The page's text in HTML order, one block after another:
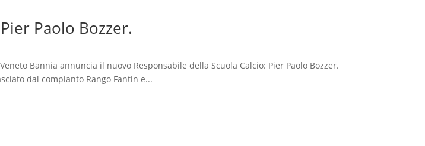
Paolo Bozzer.
Bannia annuncia il nuovo Responsabile della Scuola Calcio: Pier Paolo Bozzer.
dal compianto Rango Fantin e...